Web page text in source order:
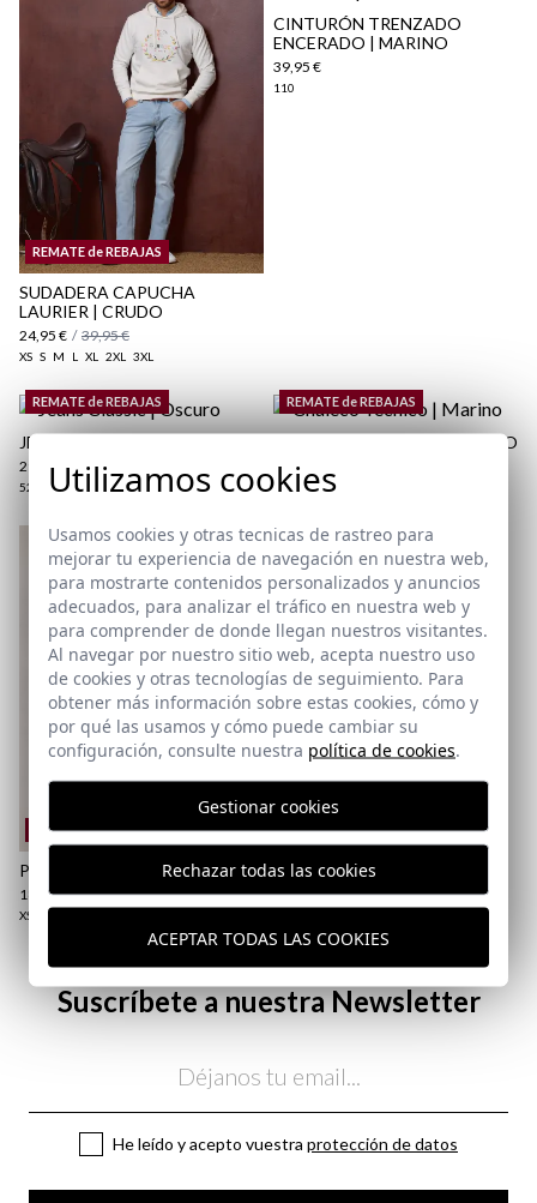
Paquetes y envíos
REMATE de REBAJAS
SUDADERA CAPUCHA
LAURIER | CRUDO
24,95 € / 39,95 €
XS S M L XL 2XL 3XL
CINTURÓN TRENZADO
ENCERADO | MARINO
39,95 €
110
REMATE de REBAJAS
JEANS CLASSIC | OSCURO
29,95 € / 39,95 €
52
REMATE de REBAJAS
CHALECO TÉCNICO | MARINO
24,95 €
XS M L
REMATE de REBAJAS
POLO BÁSICO | CAZA
18,95 € / 24,95 €
XS
POLO BÁSICO | MALVA
22,95 €
Suscríbete a nuestra Newsletter
He leído y acepto vuestra protección de datos
Utilizamos cookies
Usamos cookies y otras tecnicas de rastreo para
mejorar tu experiencia de navegación en nuestra web,
para mostrarte contenidos personalizados y anuncios
adecuados, para analizar el tráfico en nuestra web y
para comprender de donde llegan nuestros visitantes.
Al navegar por nuestro sitio web, acepta nuestro uso
de cookies y otras tecnologías de seguimiento. Para
obtener más información sobre estas cookies, cómo y
por qué las usamos y cómo puede cambiar su
configuración, consulte nuestra política de cookies.
Gestionar cookies
Rechazar todas las cookies
ACEPTAR TODAS LAS COOKIES